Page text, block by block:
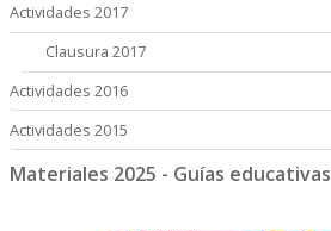
Actividades 2017
Clausura 2017
Actividades 2016
Actividades 2015
Materiales 2025 - Guías educativas